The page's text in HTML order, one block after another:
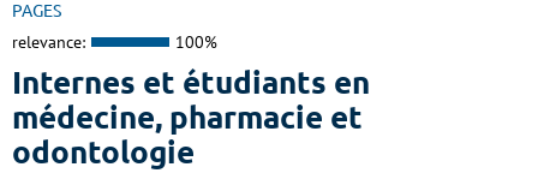
PAGES
relevance: 100%
Internes et étudiants en
médecine, pharmacie et
odontologie